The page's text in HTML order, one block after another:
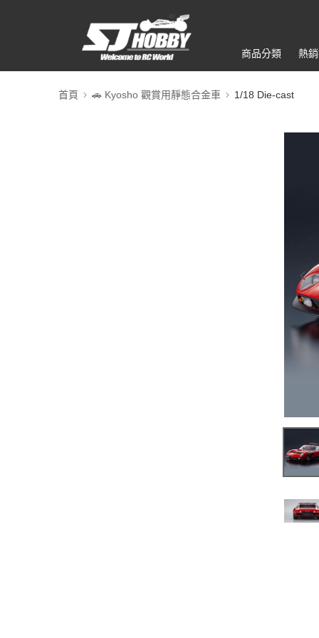
商品分類 熱
首頁 🚗 Kyosho 觀賞用靜態合金車 1/18 Die-cast